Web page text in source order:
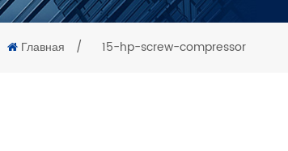
Главная / 15-hp-screw-compressor